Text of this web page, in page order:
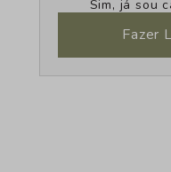
Sim, já sou
Fazer